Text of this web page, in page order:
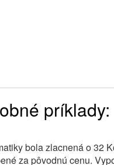
príklady:
bola zlacnená o 32
za pôvodnú cenu.